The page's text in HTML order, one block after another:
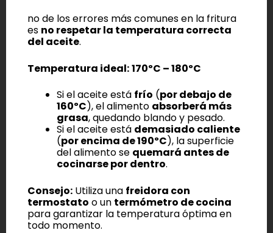
no de los errores más comunes en la fritura
es no respetar la temperatura correcta
del aceite.
Temperatura ideal:170ºC – 180ºC
Si el aceite está frío (por debajo de
160ºC), el alimento absorberá más
grasa, quedando blando y pesado.
Si el aceite está demasiado caliente
(por encima de 190ºC), la superficie
del alimento se quemará antes de
cocinarse por dentro.
Consejo: Utiliza una freidora con
termostato o un termómetro de cocina
para garantizar la temperatura óptima en
todo momento.